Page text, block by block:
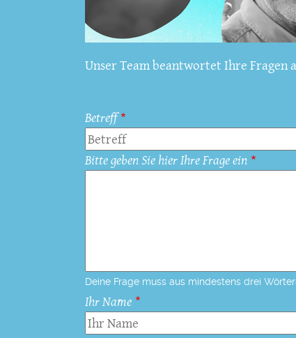
Unser Team beantwortet Ihre Fragen
Betreff
Bitte geben Sie hier Ihre Frage ein
Deine Frage muss aus mindestens drei
Ihr Name